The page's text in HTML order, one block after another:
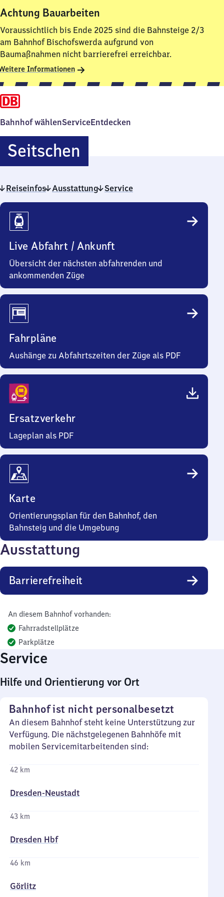
Achtung Bauarbeiten
Voraussichtlich bis Ende 2025 sind die Bahnsteige 2/3
am Bahnhof Bischofswerda aufgrund von
Baumaßnahmen nicht barrierefrei erreichbar.
Informationen
Bahnhof wählenServiceEntdecken
SeitschenSeitschen
Reiseinfos Ausstattung Service
Reiseinfos
Live Abfahrt / Ankunft
Übersicht der nächsten abfahrenden und
ankommenden Züge
Fahrpläne
Aushänge zu Abfahrtszeiten der Züge als PDF
Ersatzverkehr
Lageplan als PDF
Karte
Orientierungsplan für den Bahnhof, den
Bahnsteig und die Umgebung
Ausstattung
Barrierefreiheit
An diesem Bahnhof vorhanden:
Fahrradstellplätze
Parkplätze
Service
Hilfe und Orientierung vor Ort
Bahnhof ist nicht personalbesetzt
An diesem Bahnhof steht keine Unterstützung zur
Verfügung. Die nächstgelegenen Bahnhöfe mit
mobilen Servicemitarbeitenden sind:
42 km
Dresden-Neustadt
43 km
Dresden Hbf
46 km
Görlitz